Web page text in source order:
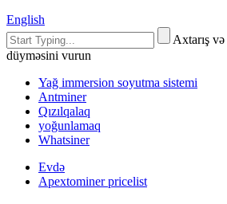
English
Axtarış
düyməsini vurun
Yağ immersion soyutma sistemi
Antminer
Qızılqalaq
yoğunlamaq
Whatsiner
Evdə
Apextominer pricelist